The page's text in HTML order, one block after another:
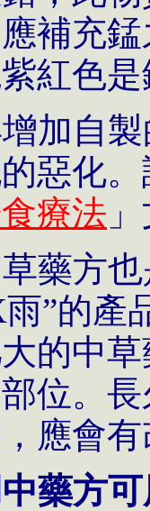
補充
紅色
加自
惡化
療法
藥方
”的產
的中
位。
應會
藥方